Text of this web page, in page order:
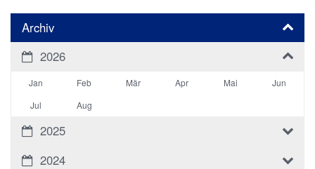
Archiv
2026
Jan Feb Mär Apr Mai
Jun
Jul
Aug
2025
2024